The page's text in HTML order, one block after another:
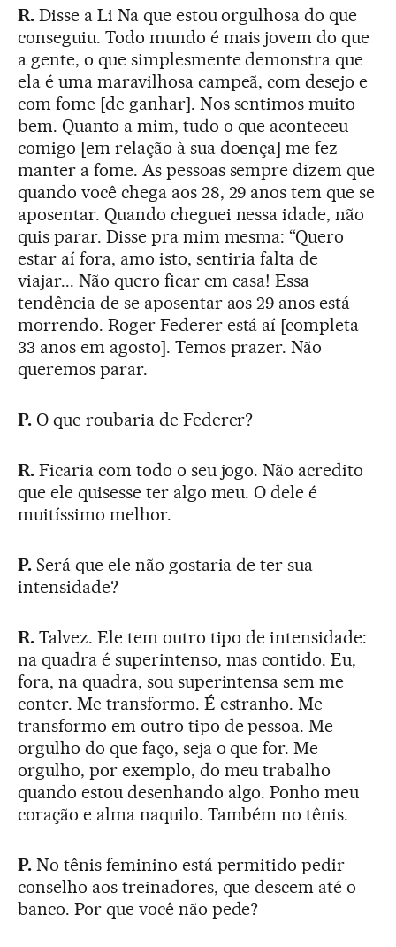
R.Disse a Li Na que estou orgulhosa do que
conseguiu. Todo mundo é mais jovem do que
a gente, o que simplesmente demonstra que
ela é uma maravilhosa campeã, com desejo e
com fome [de ganhar]. Nos sentimos muito
bem. Quanto a mim, tudo o que aconteceu
comigo [em relação à sua doença] me fez
manter a fome. As pessoas sempre dizem que
quando você chega aos 28, 29 anos tem que se
aposentar. Quando cheguei nessa idade, não
quis parar. Disse pra mim mesma: “Quero
estar aí fora, amo isto, sentiria falta de
viajar... Não quero ficar em casa! Essa
tendência de se aposentar aos 29 anos está
morrendo. Roger Federer está aí [completa
33 anos em agosto]. Temos prazer. Não
queremos parar.
P.O que roubaria de Federer?
R.Ficaria com todo o seu jogo. Não acredito
que ele quisesse ter algo meu. O dele é
muitíssimo melhor.
P.Será que ele não gostaria de ter sua
intensidade?
R.Talvez. Ele tem outro tipo de intensidade:
na quadra é superintenso, mas contido. Eu,
fora, na quadra, sou superintensa sem me
conter. Me transformo. É estranho. Me
transformo em outro tipo de pessoa. Me
orgulho do que faço, seja o que for. Me
orgulho, por exemplo, do meu trabalho
quando estou desenhando algo. Ponho meu
coração e alma naquilo. Também no tênis.
P.No tênis feminino está permitido pedir
conselho aos treinadores, que descem até o
banco. Por que você não pede?